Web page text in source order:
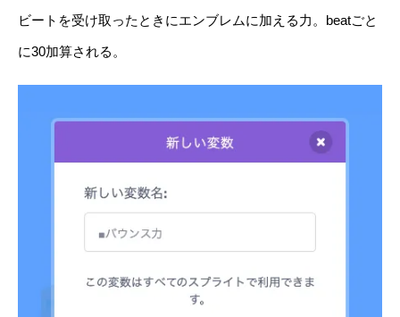
ビートを受け取ったときにエンブレムに加える力。beatごと
に30加算される。